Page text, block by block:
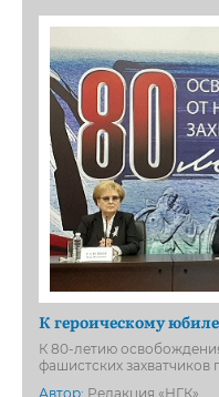
К героическому
К 80-летию
фашистских
Автор: Редакция «НГК»